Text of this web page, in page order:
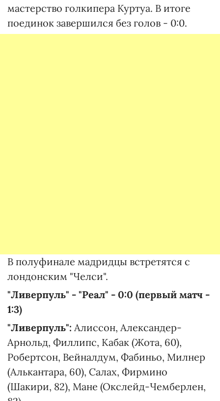
мастерство голкипера Куртуа. В итоге
поединок завершился без голов - 0:0.
В полуфинале мадридцы встретятся с
лондонским "Челси".
"Ливерпуль" - "Реал" - 0:0 (первый матч -
1:3)
"Ливерпуль": Алиссон, Александер-
Арнольд, Филлипс, Кабак (Жота, 60),
Робертсон, Вейналдум, Фабиньо, Милнер
(Алькантара, 60), Салах, Фирмино
(Шакири, 82), Мане (Окслейд-Чемберлен,